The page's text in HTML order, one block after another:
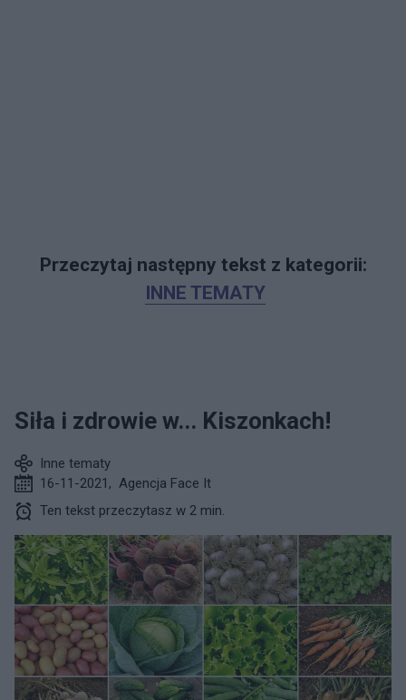
Przeczytaj następny tekst z kategorii:
INNE TEMATY
Siła i zdrowie w... Kiszonkach!
Inne tematy
16-11-2021 , Agencja Face It
Ten tekst przeczytasz w 2 min.